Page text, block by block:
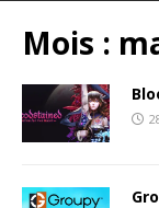
Mois :